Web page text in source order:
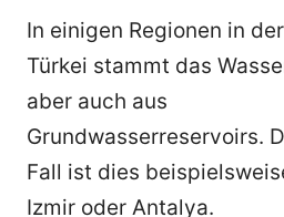
In einigen Regionen in der
Türkei stammt das
aber auch aus
Grundwasserreservoirs.
Fall ist dies
Izmir oder Antalya.